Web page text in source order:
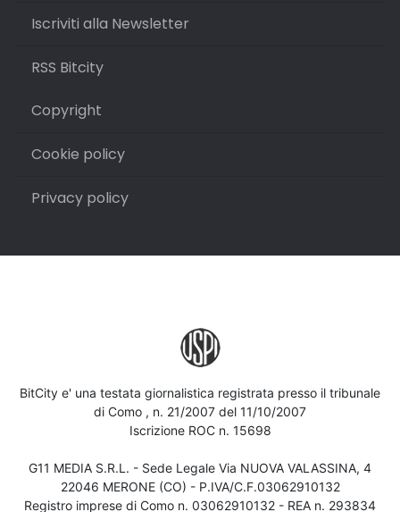
Iscriviti alla Newsletter
RSS Bitcity
Copyright
Cookie policy
Privacy policy
BitCity e' una testata giornalistica registrata presso il tribunale
di Como , n. 21/2007 del 11/10/2007
Iscrizione ROC n. 15698
G11 MEDIA S.R.L. - Sede Legale Via NUOVA VALASSINA, 4
22046 MERONE (CO) - P.IVA/C.F.03062910132
Registro imprese di Como n. 03062910132 - REA n. 293834